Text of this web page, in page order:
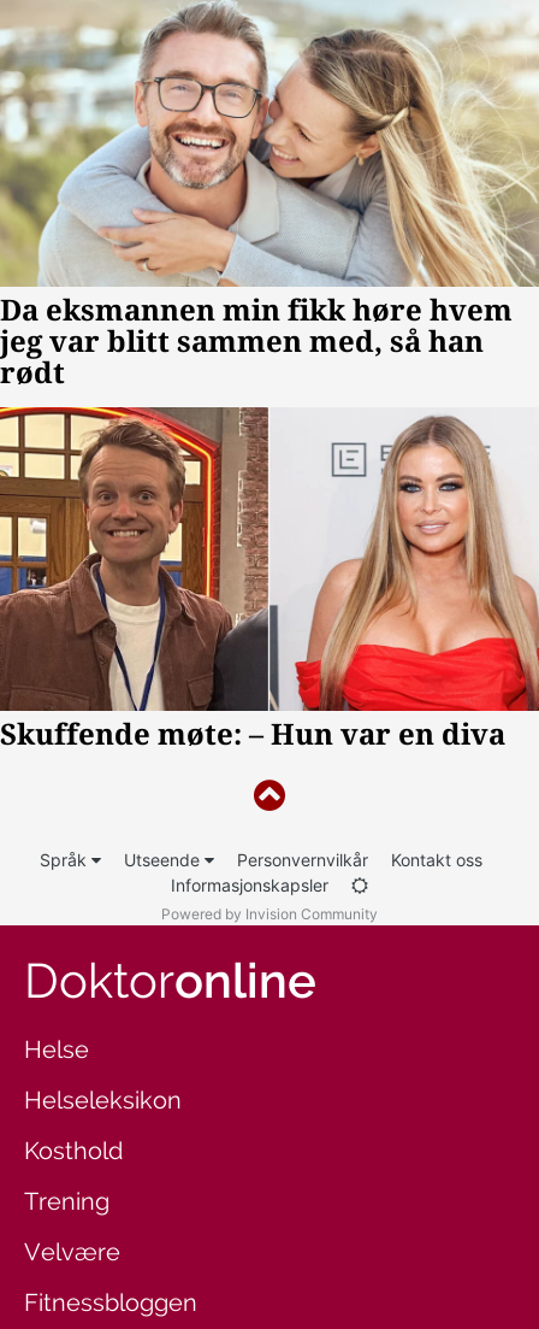
Språk Utseende Personvernvilkår
Kontakt oss
Informasjonskapsler
Powered by Invision Community
Doktoronline
Helse
Helseleksikon
Kosthold
Trening
Velvære
Fitnessbloggen